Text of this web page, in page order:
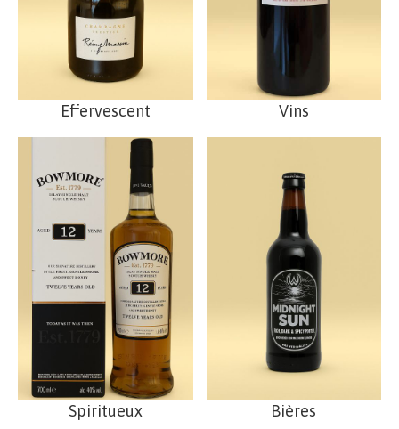
Effervescent Vins
Spiritueux Bières